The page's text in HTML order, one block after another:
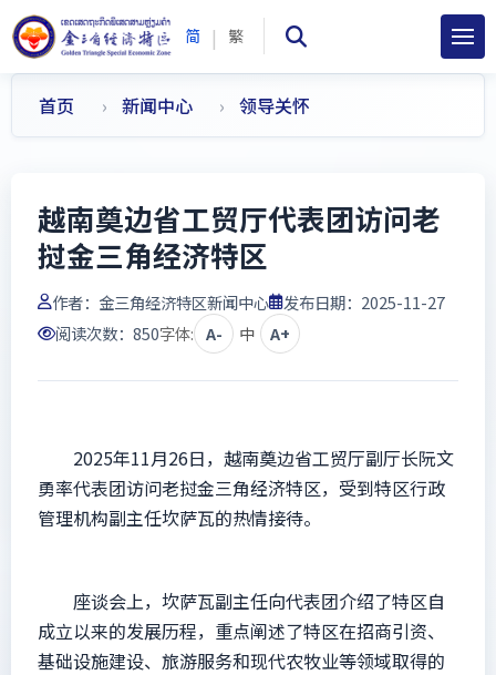
简 | 繁
首页 新闻中心 领导关怀
越南奠边省工贸厅代表团访问老
挝金三角经济特区
作者： 金三角经济特区新闻中心
发布日期：2025-11-27
阅读次数： 850字体: A- 中 A+
2025年11月26日，越南奠边省工贸厅副厅长阮文
勇率代表团访问老挝金三角经济特区，受到特区行政
管理机构副主任坎萨瓦的热情接待。
座谈会上，坎萨瓦副主任向代表团介绍了特区自
成立以来的发展历程，重点阐述了特区在招商引资、
基础设施建设、旅游服务和现代农牧业等领域取得的